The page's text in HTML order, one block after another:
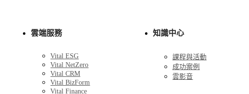
雲端服務
Vital ESG
Vital NetZero
Vital CRM
Vital BizForm
Vital Finance
知識中心
課程與活動
成功案例
雲影音